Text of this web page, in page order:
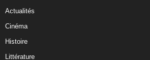
Actualités
Cinéma
Histoire
Littérature